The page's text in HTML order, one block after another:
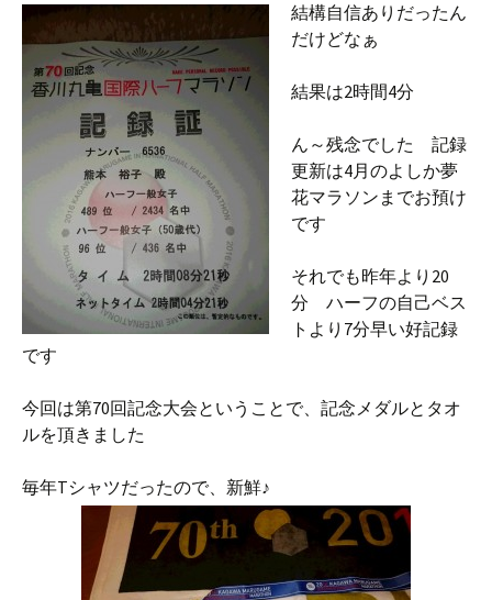
結構自信ありだったん
だけどなぁ
結果は2時間4分
ん～残念でした 記録
更新は4月のよしか夢
花マラソンまでお預け
です
それでも昨年より20
分 ハーフの自己ベス
トより7分早い好記録
です
今回は第70回記念大会ということで、記念メダルとタオ
ルを頂きました
毎年Tシャツだったので、新鮮♪